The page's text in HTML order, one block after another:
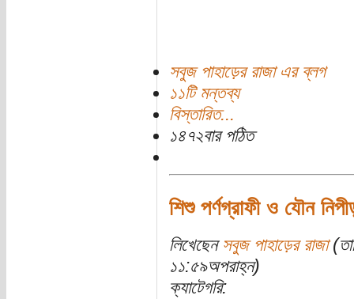
সবুজ পাহাড়ের রাজা এর ব্লগ
১১টি মন্তব্য
বিস্তারিত...
১৪৭২বার পঠিত
শিশু পর্ণগ্রাফী ও যৌন
লিখেছেন সবুজ পাহাড়ের রাজা
১১:৫৯অপরাহ্ন)
ক্যাটেগরি: